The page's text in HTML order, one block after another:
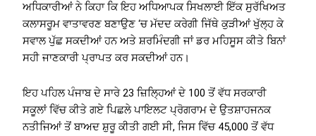
ਅਧਿਕਾਰੀਆਂ ਨੇ ਕਿਹਾ ਕਿ ਇਹ ਅਧਿਆਪਕ ਸਿਖਲਾਈ ਇੱਕ ਸੁਰੱਖਿਅਤ
ਕਲਾਸਰੂਮ ਵਾਤਾਵਰਣ ਬਣਾਉਣ ‘ਚ ਮੱਦਦ ਕਰੇਗੀ ਜਿੱਥੇ ਕੁੜੀਆਂ ਖੁੱਲ੍ਹ ਕੇ
ਸਵਾਲ ਪੁੱਛ ਸਕਦੀਆਂ ਹਨ ਅਤੇ ਸ਼ਰਮਿੰਦਗੀ ਜਾਂ ਡਰ ਮਹਿਸੂਸ ਕੀਤੇ ਬਿਨਾਂ
ਸਹੀ ਜਾਣਕਾਰੀ ਪ੍ਰਾਪਤ ਕਰ ਸਕਦੀਆਂ ਹਨ।
ਇਹ ਪਹਿਲ ਪੰਜਾਬ ਦੇ ਸਾਰੇ 23 ਜ਼ਿਲ੍ਹਿਆਂ ਦੇ 100 ਤੋਂ ਵੱਧ ਸਰਕਾਰੀ
ਸਕੂਲਾਂ ਵਿੱਚ ਕੀਤੇ ਗਏ ਪਿਛਲੇ ਪਾਇਲਟ ਪ੍ਰੋਗਰਾਮ ਦੇ ਉਤਸ਼ਾਹਜਨਕ
ਨਤੀਜਿਆਂ ਤੋਂ ਬਾਅਦ ਸ਼ੁਰੂ ਕੀਤੀ ਗਈ ਸੀ, ਜਿਸ ਵਿੱਚ 45,000 ਤੋਂ ਵੱਧ